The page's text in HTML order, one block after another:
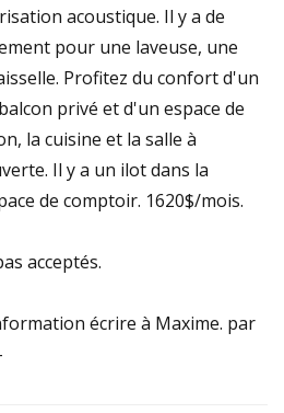
acoustique. Il y a de
pour une laveuse, une
Profitez du confort d'un
privé et d'un espace de
la cuisine et la salle à
Il y a un ilot dans la
de comptoir. 1620$/mois.
acceptés.
écrire à Maxime. par